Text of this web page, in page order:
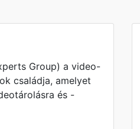
Group) a video-
családja, amelyet
és -